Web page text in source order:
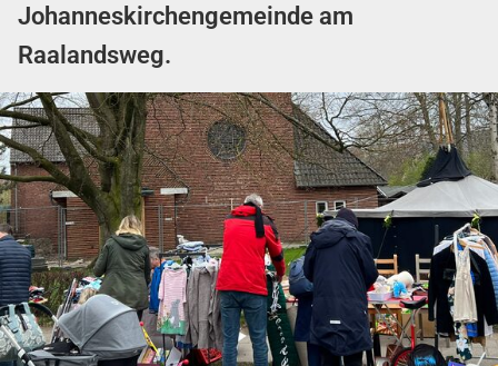
Johanneskirchengemeinde am
Raalandsweg.